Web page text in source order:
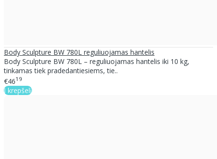
Body Sculpture BW 780L reguliuojamas hantelis
Body Sculpture BW 780L – reguliuojamas hantelis iki 10 kg,
tinkamas tiek pradedantiesiems, tie..
€4619
Į krepšelį